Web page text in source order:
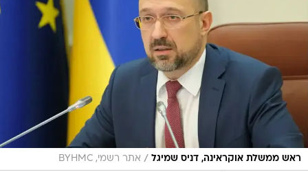
ראש ממשלת אוקראינה, דניס שמיגל / אתר רשמי, BYHMC